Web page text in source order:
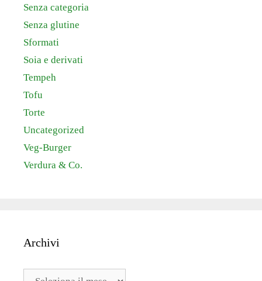
Senza categoria
Senza glutine
Sformati
Soia e derivati
Tempeh
Tofu
Torte
Uncategorized
Veg-Burger
Verdura & Co.
Archivi
Archivi